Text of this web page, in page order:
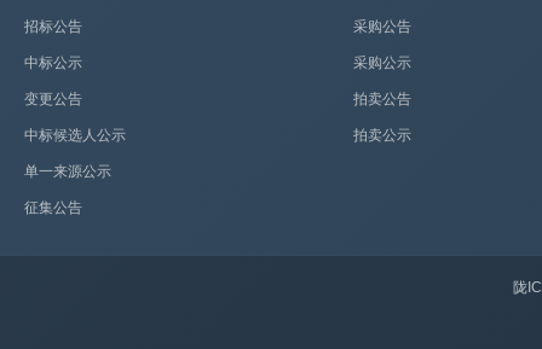
招标公告
中标公示
变更公告
中标候选人公示
单一来源公示
征集公告
采购公告
采购公示
拍卖公告
拍卖公示
陇